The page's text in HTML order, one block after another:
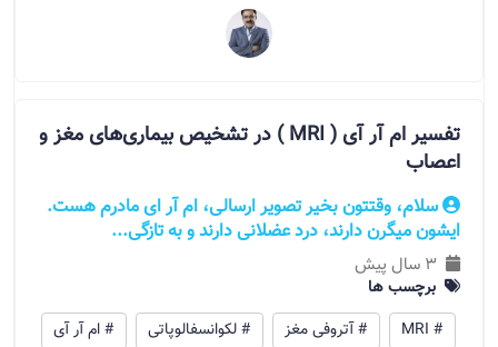
تفسیر ام آر آی ( MRI ) در تشخیص بیماری‌های مغز و
اعصاب
سلام، وقتتون بخیر تصویر ارسالی، ام آر ای مادرم هست.
ایشون میگرن دارند، درد عضلانی دارند و به تازگی...
3 سال پیش
برچسب ها
# MRI
# آتروفی مغز # لکوانسفالوپاتی
# ام آر آی